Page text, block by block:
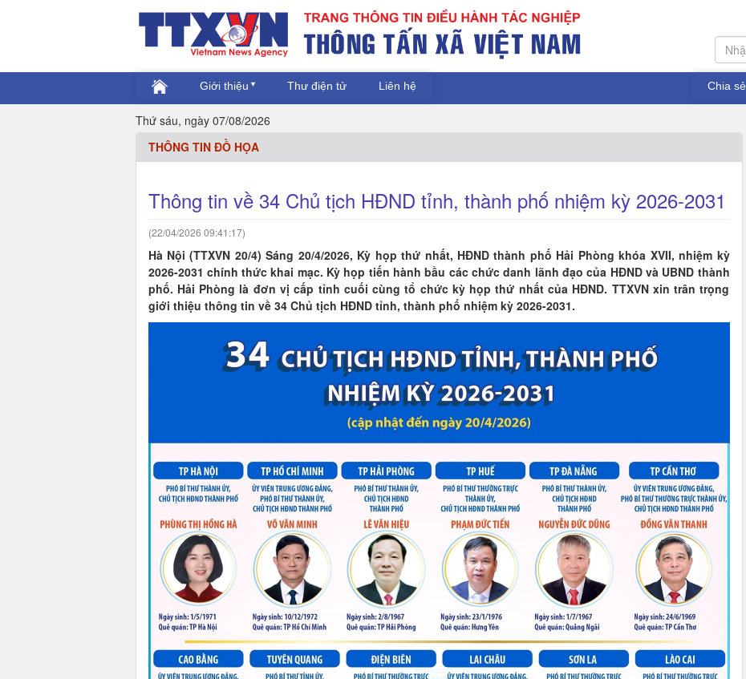
Giới thiệu Thư điện tử Liên hệ Chia sẻ
Thứ sáu, ngày 07/08/2026
THÔNG TIN ĐỒ HỌA
Thông tin về 34 Chủ tịch HĐND tỉnh, thành phố nhiệm kỳ 2026-2031
(22/04/2026 09:41:17)
Hà Nội (TTXVN 20/4) Sáng 20/4/2026, Kỳ họp thứ nhất, HĐND thành phố Hải Phòng khóa XVII, nhiệm kỳ
2026-2031 chính thức khai mạc. Kỳ họp tiến hành bầu các chức danh lãnh đạo của HĐND và UBND thành
phố. Hải Phòng là đơn vị cấp tỉnh cuối cùng tổ chức kỳ họp thứ nhất của HĐND. TTXVN xin trân trọng
giới thiệu thông tin về 34 Chủ tịch HĐND tỉnh, thành phố nhiệm kỳ 2026-2031.